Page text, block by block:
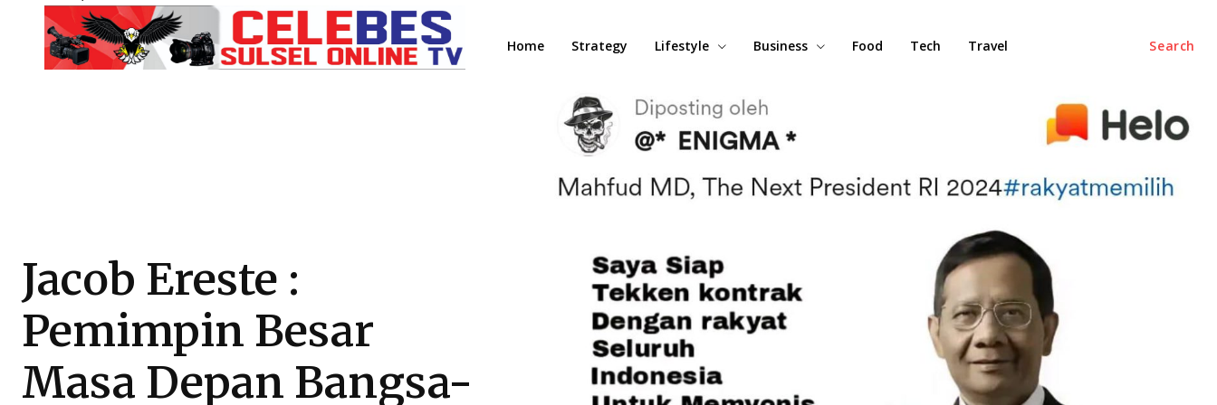
Search
Home Strategy Lifestyle Business Food Tech Travel
Jacob Ereste :
Pemimpin Besar
Masa Depan Bangsa-